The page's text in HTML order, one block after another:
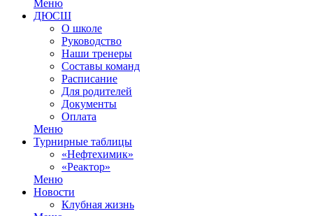
Меню
ДЮСШ
О школе
Руководство
Наши тренеры
Составы команд
Расписание
Для родителей
Документы
Оплата
Меню
Турнирные таблицы
«Нефтехимик»
«Реактор»
Меню
Новости
Клубная жизнь